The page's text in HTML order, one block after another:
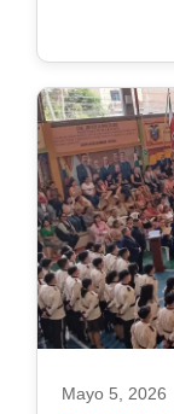
Mayo 5, 2026